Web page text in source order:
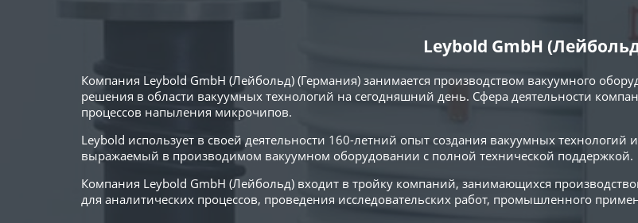
Leybold GmbH
Компания Leybold GmbH (Лейбольд) (Германия) занимается производством вакуумного
решения в области вакуумных технологий на сегодняшний день. Сфера деятельности
процессов напыления микрочипов.
Leybold использует в своей деятельности 160-летний опыт создания вакуумных
выражаемый в производимом вакуумном оборудовании с полной технической поддержкой.
Компания Leybold GmbH (Лейбольд) входит в тройку компаний, занимающихся
для аналитических процессов, проведения исследовательских работ, промышленного